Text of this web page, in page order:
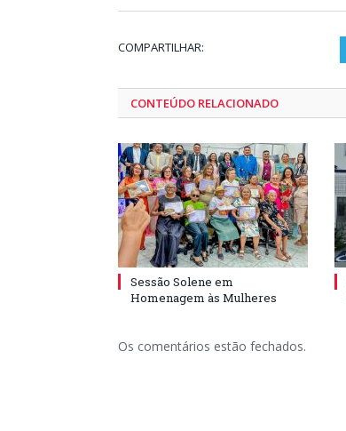
COMPARTILHAR:
CONTEÚDO RELACIONADO
Sessão Solene em
Homenagem às Mulheres
Os comentários estão fechados.